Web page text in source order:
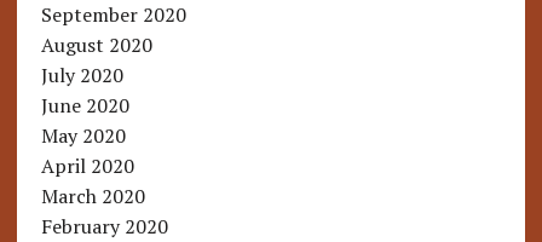
September 2020
August 2020
July 2020
June 2020
May 2020
April 2020
March 2020
February 2020